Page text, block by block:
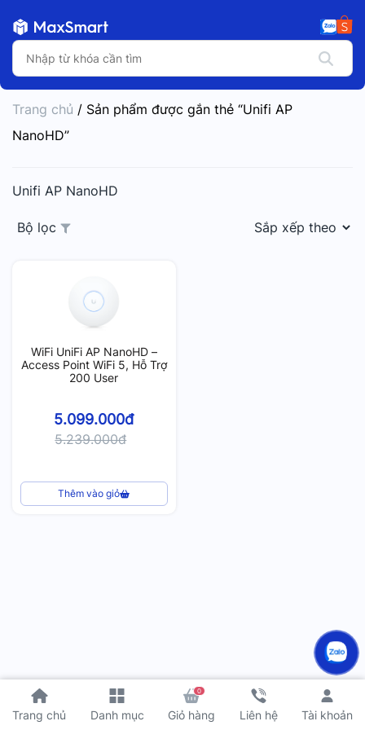
Trang chủ Danh mục
0
Giỏ hàng Liên hệ Tài khoản
Trang chủ / Sản phẩm được gắn thẻ “Unifi AP
NanoHD”
Unifi AP NanoHD
Bộ lọc
WiFi UniFi AP NanoHD –
Access Point WiFi 5, Hỗ Trợ
200 User
5.099.000đ
5.239.000đ
Thêm vào giỏ